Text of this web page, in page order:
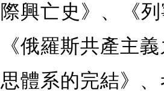
際興亡史》、《
《俄羅斯共產主
思體系的完結》